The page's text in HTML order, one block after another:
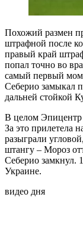
Похожий размен
штрафной после
правый край
попал точно во
самый первый
Себерио замыкал
дальней стойкой
В целом Эпицентр
За это прилетела
разыграли
штангу – Мороз
Себерио замкнул.
Украине.
видео дня